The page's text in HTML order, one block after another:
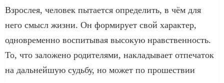
Взрослея, человек пытается определить, в чём для
него смысл жизни. Он формирует свой характер,
одновременно воспитывая высокую нравственность.
То, что заложено родителями, накладывает отпечаток
на дальнейшую судьбу, но может по прошествии